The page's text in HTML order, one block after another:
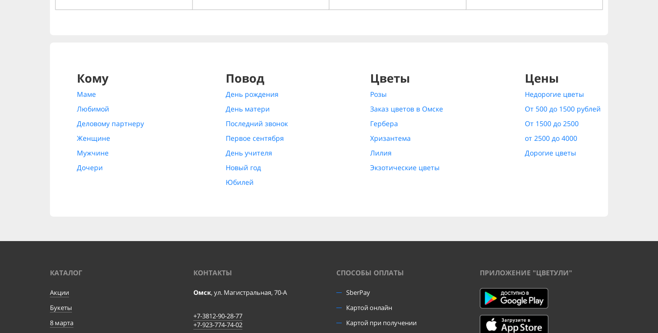
Кому
Маме
Любимой
Деловому партнеру
Женщине
Мужчине
Дочери
Повод
День рождения
День матери
Последний звонок
Первое сентября
День учителя
Новый год
Юбилей
Цветы
Розы
Заказ цветов в Омске
Гербера
Хризантема
Лилия
Экзотические цветы
Цены
Недорогие цветы
От 500 до 1500 рублей
От 1500 до 2500
от 2500 до 4000
Дорогие цветы
КАТАЛОГ
Акции
Букеты
8 марта
КОНТАКТЫ
Омск, ул. Магистральная, 70-А
+7-3812-90-28-77
+7-923-774-74-02
CПОСОБЫ ОПЛАТЫ
SberPay
Картой онлайн
Картой при получении
ПРИЛОЖЕНИЕ "ЦВЕТУЛИ"